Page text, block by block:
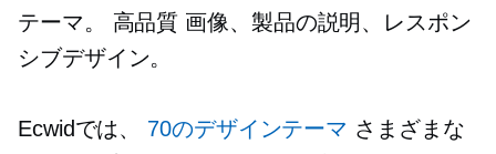
テーマ。 高品質 画像、製品の説明、レスポン
シブデザイン。
Ecwidでは、 70のデザインテーマ さまざまな